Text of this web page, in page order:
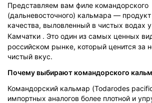
Представляем вам филе командорского
(дальневосточного) кальмара —
качества, выловленный в чистых водах
Камчатки . Это один из самых ценных
российском рынке, который ценится за
чистый вкус.
Почему выбирают командорского
Командорский кальмар (Todarodes
импортных аналогов более плотной и